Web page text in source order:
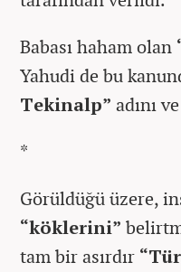
Babası haham olan
Yahudi de bu
Tekinalp” adını
*
Görüldüğü üzere,
“köklerini”
tam bir asırdır